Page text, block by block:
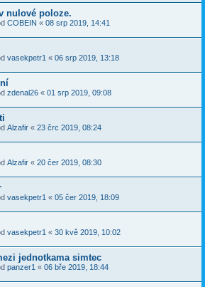
nulové poloze.
COBEIN « 08 srp 2019, 14:41
vasekpetr1 « 06 srp 2019, 13:18
zdenal26 « 01 srp 2019, 09:08
Alzafir « 23 črc 2019, 08:24
Alzafir « 20 čer 2019, 08:30
vasekpetr1 « 05 čer 2019, 18:09
vasekpetr1 « 30 kvě 2019, 10:02
jednotkama simtec
panzer1 « 06 bře 2019, 18:44